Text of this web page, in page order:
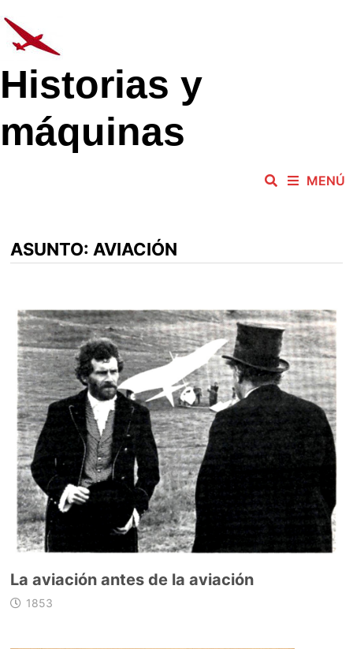
al
contenido
Historias y
máquinas
MENÚ
ASUNTO: AVIACIÓN
La aviación antes de la aviación
1853